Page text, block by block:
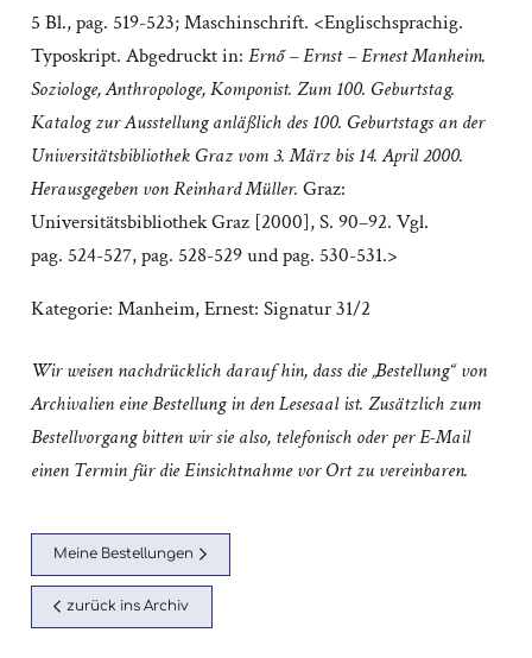
5 Bl., pag. 519-523; Maschinschrift. <Englischsprachig.
Typoskript. Abgedruckt in: Ernő – Ernst – Ernest Manheim.
Soziologe, Anthropologe, Komponist. Zum 100. Geburtstag.
Katalog zur Ausstellung anläßlich des 100. Geburtstags an der
Universitätsbibliothek Graz vom 3. März bis 14. April 2000.
Herausgegeben von Reinhard Müller. Graz:
Universitätsbibliothek Graz [2000], S. 90–92. Vgl.
pag. 524-527, pag. 528-529 und pag. 530-531.>
Kategorie: Manheim, Ernest: Signatur 31/2
Wir weisen nachdrücklich darauf hin, dass die „Bestellung“ von
Archivalien eine Bestellung in den Lesesaal ist. Zusätzlich zum
Bestellvorgang bitten wir sie also, telefonisch oder per E-Mail
einen Termin für die Einsichtnahme vor Ort zu vereinbaren.
Meine Bestellungen
zurück ins Archiv